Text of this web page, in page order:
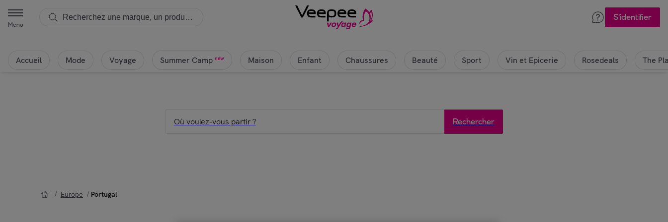
Menu
S'identifier
Accueil Mode Voyage Summer Camp new Maison Enfant Chaussures Beauté Sport Vin et Epicerie Rosedeals The
Où voulez-vous partir ? Rechercher
/ Europe / Portugal